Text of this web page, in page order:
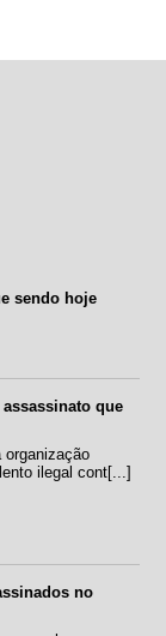
sendo hoje
que
organização
ilegal cont[...]
no